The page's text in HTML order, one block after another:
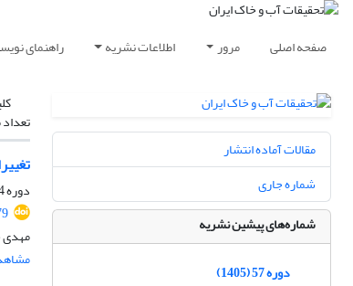
صفحه اصلی مرور اطلاعات نشریه راهنمای
دوره 54، شماره 1، فروردین 1402، صفحه
مهدی
مقالات آماده انتشار
شماره جاری
شماره‌های پیشین نشریه
دوره 57 (1405)